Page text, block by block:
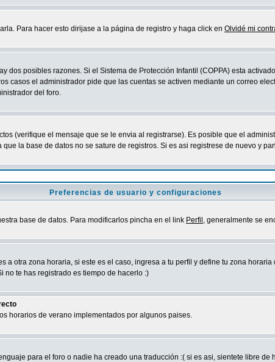
Para hacer esto dirijase a la página de registro y haga click en Olvidé mi
dos posibles razones. Si el Sistema de Protección Infantil (COPPA) esta
casos el administrador pide que las cuentas se activen mediante un correo
del foro.
(verifique el mensaje que se le envia al registrarse). Es posible que el
la base de datos no se sature de registros. Si es asi registrese de nuevo y
Preferencias de usuario y configuraciones
base de datos. Para modificarlos pincha en el link Perfil , generalmente se
otra zona horaria, si este es el caso, ingresa a tu perfil y define tu zona
no te has registrado es tiempo de hacerlo :)
horarios de verano implementados por algunos paises.
para el foro o nadie ha creado una traducción :( si es asi, sientete libre